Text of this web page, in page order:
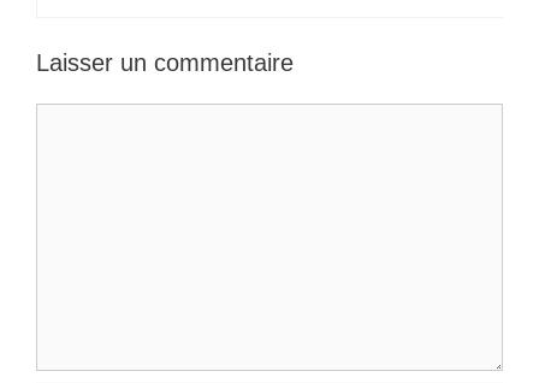
Laisser un commentaire